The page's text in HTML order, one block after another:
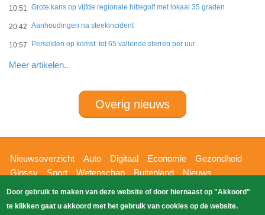
10:51 Grote kans op vijfde regionale hittegolf met lokaal 35 graden
20:42 Aanhoudingen na steekincident
10:57 Perseïden op komst: tot 65 vallende sterren per uur
Meer artikelen..
Overig nieuws
Hoofdnavigatie
Nieuwsoverzicht Auto Digitaal Economie
Gezondheid
Glossy
Sport Wetenschap Buitenland
Nieuws
Bizzpress
Blik op 112 Provincies
Weekoverzicht
Zoeken
Copyright Blik Op Nieuws 2026gehost
Door gebruik te maken van deze website of door hiernaast op "Akkoord"
te klikken gaat u akkoord met het gebruik van cookies op de website.